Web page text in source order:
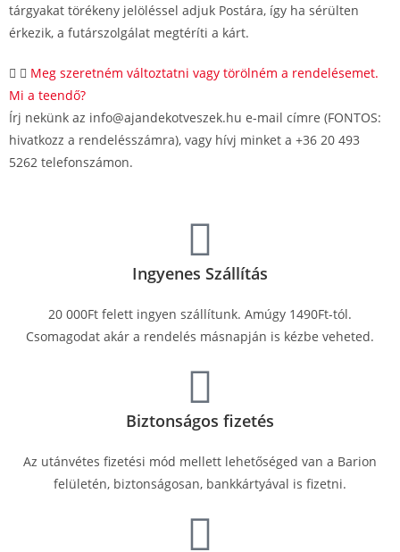
tárgyakat törékeny jelöléssel adjuk Postára, így ha sérülten
érkezik, a futárszolgálat megtéríti a kárt.
Meg szeretném változtatni vagy törölném a rendelésemet.
Mi a teendő?
Írj nekünk az info@ajandekotveszek.hu e-mail címre (FONTOS:
hivatkozz a rendelésszámra), vagy hívj minket a +36 20 493
5262 telefonszámon.
Ingyenes Szállítás
20 000Ft felett ingyen szállítunk. Amúgy 1490Ft-tól.
Csomagodat akár a rendelés másnapján is kézbe veheted.
Biztonságos fizetés
Az utánvétes fizetési mód mellett lehetőséged van a Barion
felületén, biztonságosan, bankkártyával is fizetni.